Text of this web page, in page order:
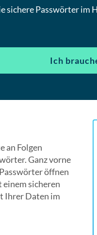
Passwörter im
Ich
an Folgen
Ganz vorne
öffnen
einem sicheren
Ihrer Daten im